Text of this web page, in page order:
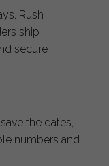
Rush
ship
secure
the dates,
numbers and